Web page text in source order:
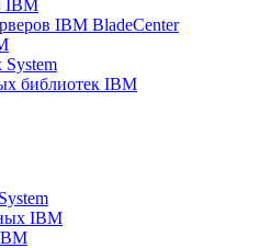
IBM
IBM BladeCenter
библиотек IBM
IBM